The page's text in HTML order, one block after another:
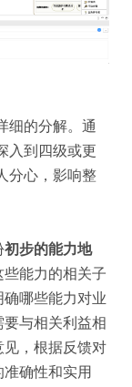
细的分解。通
入到四级或更
分心，影响整
初步的能力地
些能力的相关子
哪些能力对业
与相关利益相
，根据反馈对
确性和实用